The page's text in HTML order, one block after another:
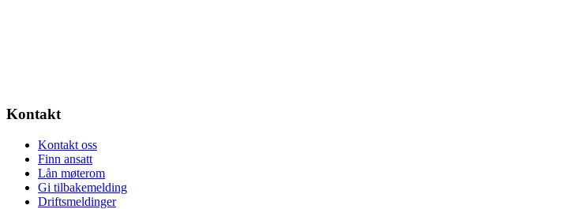
Kontakt
Kontakt oss
Finn ansatt
Lån møterom
Gi tilbakemelding
Driftsmeldinger